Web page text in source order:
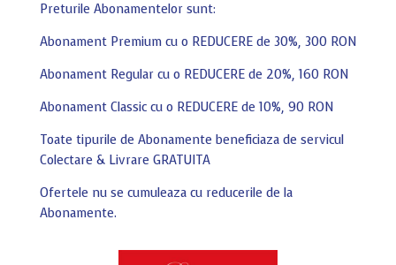
Preturile Abonamentelor sunt:
Abonament Premium cu o REDUCERE de 30%, 300 RON
Abonament Regular cu o REDUCERE de 20%, 160 RON
Abonament Classic cu o REDUCERE de 10%, 90 RON
Toate tipurile de Abonamente beneficiaza de servicul
Colectare & Livrare GRATUITA
Ofertele nu se cumuleaza cu reducerile de la
Abonamente.